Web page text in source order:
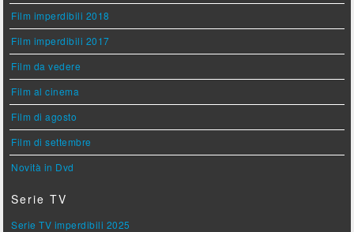
Film imperdibili 2018
Film imperdibili 2017
Film da vedere
Film al cinema
Film di agosto
Film di settembre
Novità in Dvd
Serie TV
Serie TV imperdibili 2025